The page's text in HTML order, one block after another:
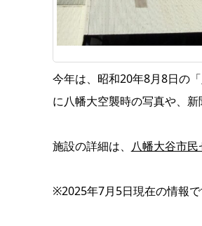
今年は、昭和20年8月8日の
に八幡大空襲時の写真や、新
施設の詳細は、 八幡大谷市
※2025年7月5日現在の情報